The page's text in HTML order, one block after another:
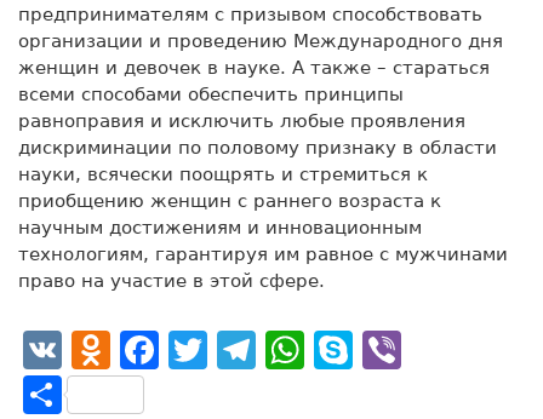
предпринимателям с призывом способствовать
организации и проведению Международного дня
женщин и девочек в науке. А также – стараться
всеми способами обеспечить принципы
равноправия и исключить любые проявления
дискриминации по половому признаку в области
науки, всячески поощрять и стремиться к
приобщению женщин с раннего возраста к
научным достижениям и инновационным
технологиям, гарантируя им равное с мужчинами
право на участие в этой сфере.
VK Odnoklassniki
Facebook
Twitter
Telegram
WhatsApp
Skype
Отправить